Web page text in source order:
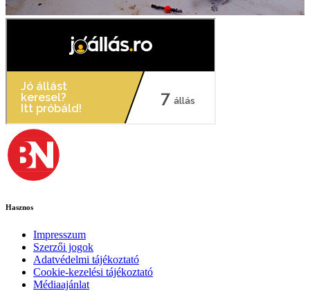
Hasznos
Impresszum
Szerzői jogok
Adatvédelmi tájékoztató
Cookie-kezelési tájékoztató
Médiaajánlat